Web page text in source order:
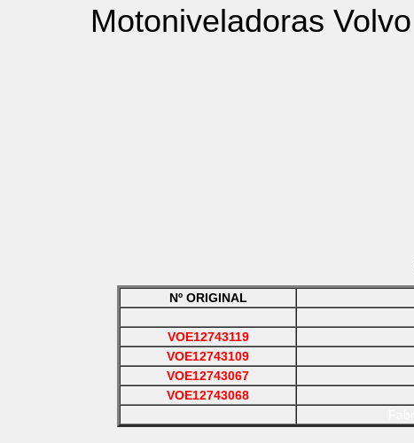
Motoniveladoras Volvo
Nº ORIGINAL
VOE12743119
VOE12743109
VOE12743067
VOE12743068